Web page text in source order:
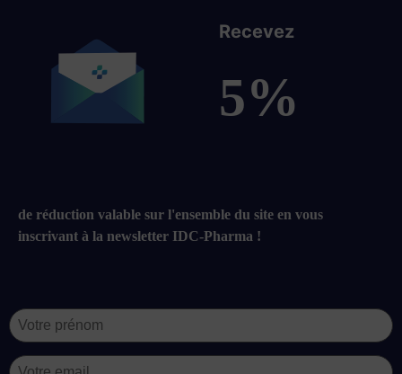
Recevez
5%
de réduction valable sur l'ensemble du site en vous
inscrivant à la newsletter IDC-Pharma !